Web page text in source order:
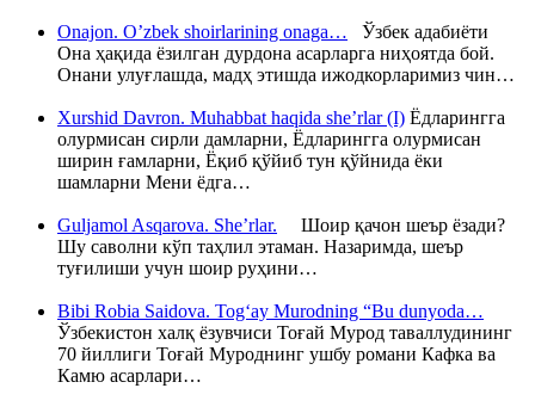
Onajon. O’zbek shoirlarining onaga… Ўзбек адабиёти
Она ҳақида ёзилган дурдона асарларга ниҳоятда бой.
Онани улуғлашда, мадҳ этишда ижодкорларимиз чин…
Xurshid Davron. Muhabbat haqida she’rlar (I) Ёдларингга
олурмисан сирли дамларни, Ёдларингга олурмисан
ширин ғамларни, Ёқиб қўйиб тун қўйнида ёки
шамларни Мени ёдга…
Guljamol Asqarova. She’rlar. Шоир қачон шеър ёзади?
Шу саволни кўп таҳлил этаман. Назаримда, шеър
туғилиши учун шоир руҳини…
Bibi Robia Saidova. Tog‘ay Murodning “Bu dunyoda…
Ўзбекистон халқ ёзувчиси Тоғай Мурод таваллудининг
70 йиллиги Тоғай Муроднинг ушбу романи Кафка ва
Камю асарлари…